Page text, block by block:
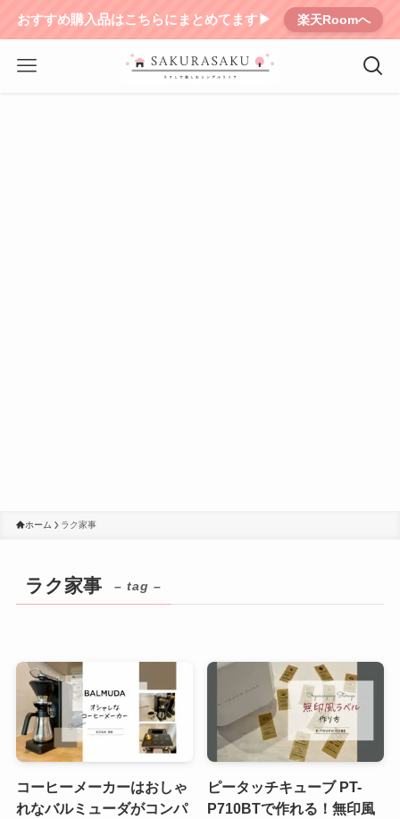
おすすめ購入品はこちらにまとめてます▶︎ 楽天Roomへ
ホーム ラク家事
ラク家事 – tag –
コーヒーメーカーはおしゃ
れなバルミューダがコンパ
ピータッチキューブ PT-
P710BTで作れる！無印風